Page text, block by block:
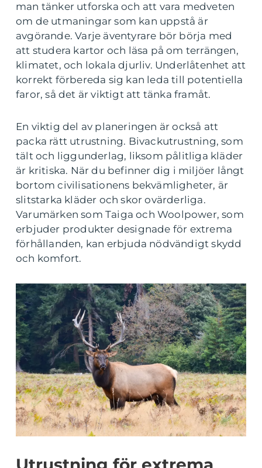
man tänker utforska och att vara medveten
om de utmaningar som kan uppstå är
avgörande. Varje äventyrare bör börja med
att studera kartor och läsa på om terrängen,
klimatet, och lokala djurliv. Underlåtenhet att
korrekt förbereda sig kan leda till potentiella
faror, så det är viktigt att tänka framåt.
En viktig del av planeringen är också att
packa rätt utrustning. Bivackutrustning, som
tält och liggunderlag, liksom pålitliga kläder
är kritiska. När du befinner dig i miljöer långt
bortom civilisationens bekvämligheter, är
slitstarka kläder och skor ovärderliga.
Varumärken som Taiga och Woolpower, som
erbjuder produkter designade för extrema
förhållanden, kan erbjuda nödvändigt skydd
och komfort.